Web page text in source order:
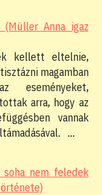
(Müller Anna igaz
kellett eltelnie,
magamban
eseményeket,
arra, hogy az
vannak
…
soha nem feledek